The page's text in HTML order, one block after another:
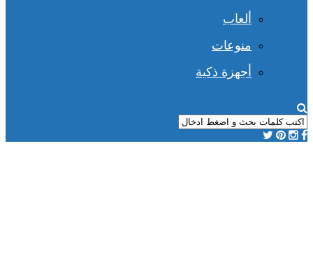
ألعاب
منوعات
أجهزة ذكية